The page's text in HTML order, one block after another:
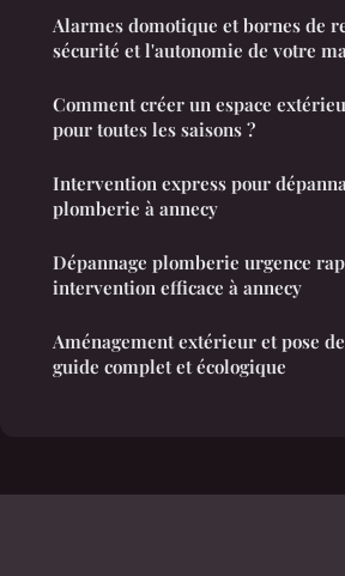
Alarmes domotique et bornes de
sécurité et l'autonomie de votre
Comment créer un espace
pour toutes les saisons ?
Intervention express pour
plomberie à annecy
Dépannage plomberie urgence
intervention efficace à annecy
Aménagement extérieur et pose
guide complet et écologique